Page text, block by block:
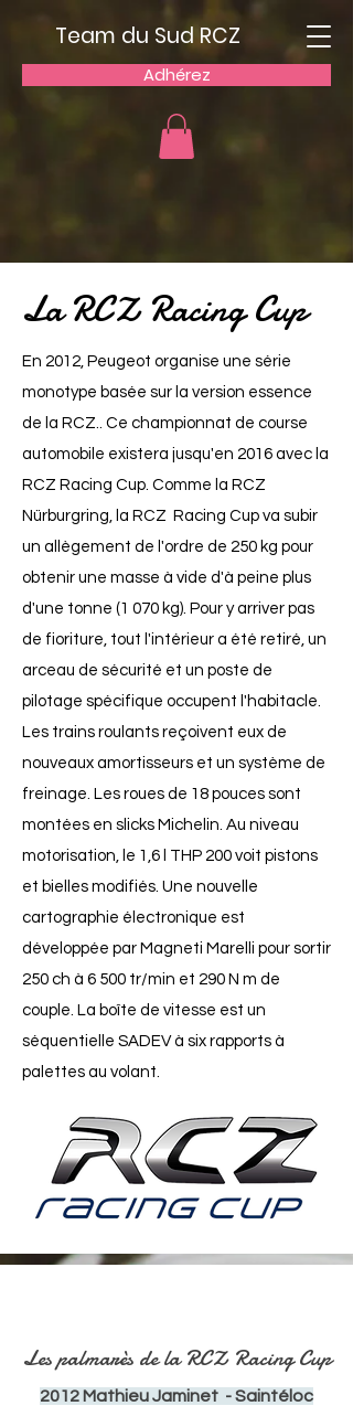
Adhérez
Team du Sud RCZ
La RCZ Racing Cup
En 2012, Peugeot organise une série
monotype basée sur la version essence
de la RCZ.. Ce championnat de course
automobile existera jusqu'en 2016 avec la
RCZ Racing Cup. Comme la RCZ
Nürburgring, la RCZ Racing Cup va subir
un allègement de l'ordre de 250 kg pour
obtenir une masse à vide d'à peine plus
d'une tonne (1 070 kg). Pour y arriver pas
de fioriture, tout l'intérieur a été retiré, un
arceau de sécurité et un poste de
pilotage spécifique occupent l'habitacle.
Les trains roulants reçoivent eux de
nouveaux amortisseurs et un système de
freinage. Les roues de 18 pouces sont
montées en slicks Michelin. Au niveau
motorisation, le 1,6 l THP 200 voit pistons
et bielles modifiés. Une nouvelle
cartographie électronique est
développée par Magneti Marelli pour sortir
250 ch à 6 500 tr/min et 290 N m de
couple. La boîte de vitesse est un
séquentielle SADEV à six rapports à
palettes au volant.
Les palmarès de la RCZ Racing Cup
2012 Mathieu Jaminet - Saintéloc